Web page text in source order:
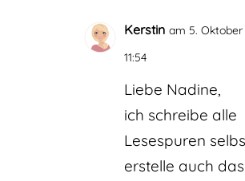
Kerstin am 5. Oktober
11:54
Liebe Nadine,
ich schreibe alle
Lesespuren
erstelle auch das